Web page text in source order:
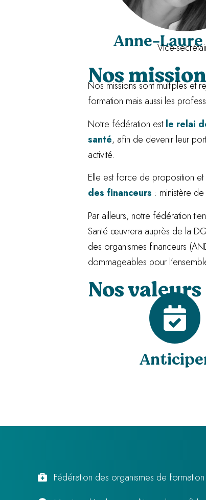
Anne-Laure
Vice-
Nos
Nos missions sont multiples et
formation mais aussi les
Notre fédération estle relai
santé, afin de devenir leur
activité.
Elle est force de proposition et
des financeurs : ministère
Par ailleurs, notre fédération
Santé œuvrera auprès de la
des organismes financeurs
dommageables pour
Nos valeurs
Fédération des organismes de